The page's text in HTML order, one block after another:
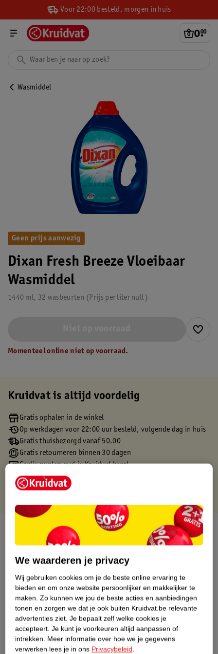
Voor 22:00 besteld, morgen in huis
0.
00
Wasmiddel
Dixan Fresh Breeze Vloeibaar
Wasmiddel
1440 ml, 32 wasbeurten null
Prijs per liter
Geen prijs aanwezig
Momenteel online niet op voorraad.
Kruidvat is altijd voordelig
Gratis ophalen in de winkel
Op werkdagen voor 22:00 uur besteld, volgende dag in huis
Gratis thuisbezorgd vanaf 50.00
Gratis retourneren binnen 30 dagen
Gratis punten met je Kruidvat kaart
Over dit product
Etiketinformatie
Nature Impact Score
Dit product heeft (nog) geen Nature
Impact Score.
Meer informatie
We waarderen je privacy
Wij gebruiken cookies om je de beste online ervaring te
bieden en om onze website persoonlijker en makkelijker te
maken. Zo kunnen we jou de beste acties en aanbiedingen
tonen en zorgen we dat je ook buiten Kruidvat.be relevante
advertenties ziet. Je bepaalt zelf welke cookies je
accepteert. Je kunt je voorkeuren altijd aanpassen of
intrekken. Meer informatie over hoe we je gegevens
verwerken lees je in ons Privacybeleid.